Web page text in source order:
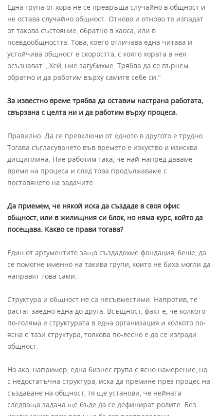
Една група от хора не се превръща случайно в общност и
не остава случайно общност. Отново и отново те изпадат
от такова състояние, обратно в хаоса, или в
псевдообщността. Това, което отличава една читава и
устойчива общност е скоростта, с която хората в нея
осъзнават: „Хей, ние загубихме. Трябва да се върнем
обратно и да работим върху самите себе си.”
За известно време трябва да оставим настрана работата,
свързана с целта ни и да работим върху процеса.
Правилно. Да се превключи от едното в другото е трудно.
Тогава съгласуването във времето е изкуство и изисква
дисциплина. Ние работим така, че най-напред даваме
време на процеса и след това продължаваме с
поставянето на задачите.
Да приемем, че някой иска да създаде в своя офис
общност, или в жилищния си блок, но няма курс, който да
посещава. Какво се прави тогава?
Един от аргументите защо създадохме фондация, беше, да
се помогне именно на такива групи, които не биха могли да
направят това сами.
Структура и общност не са несъвместими. Напротив, те
растат заедно една до друга. Всъщност, факт е, че колкото
по-голяма е структурата в една организация и колкото по-
ясна е тази структура, толкова по-лесно е да се изгради
общност.
Но ако, например, една бизнес група с ясно намерение, но
с недостатъчна структура, иска да премине през процес на
създаване на общност, тя ще установи, че нейната
следваща задача ще бъде да се дефинират ролите. Без